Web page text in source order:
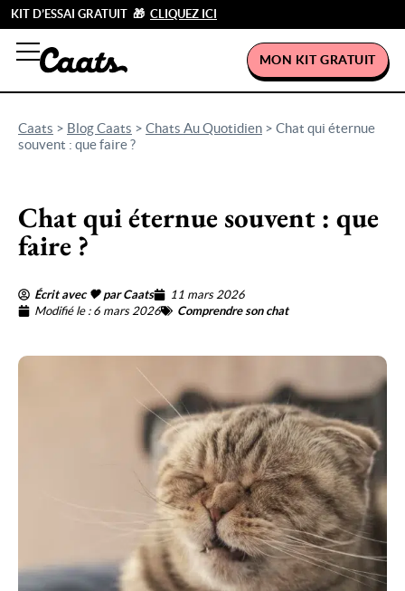
KIT D’ESSAI GRATUIT 🎁 CLIQUEZ ICI
MON KIT GRATUIT
Caats > Blog Caats > Chats Au Quotidien > Chat qui éternue
souvent : que faire ?
Chat qui éternue souvent : que
faire ?
Écrit avec 🖤 par Caats
11 mars 2026
Modifié le : 6 mars 2026
Comprendre son chat